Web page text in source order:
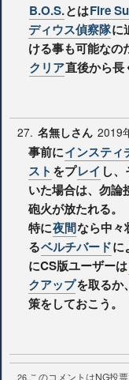
B.O.S.とはFire
ディウス偵察隊に
ける事も可能なの
クリア直後から長
27. 名無しさん 2019
事前にインスティ
スト をプレイ し
いた場合は、勿論
砲火が放たれる。
特に夜間なら中々
るベルチバードに
にCS版ユーザーは
クアップを取るか、
策をしておこう。
26. このコメントはNG投